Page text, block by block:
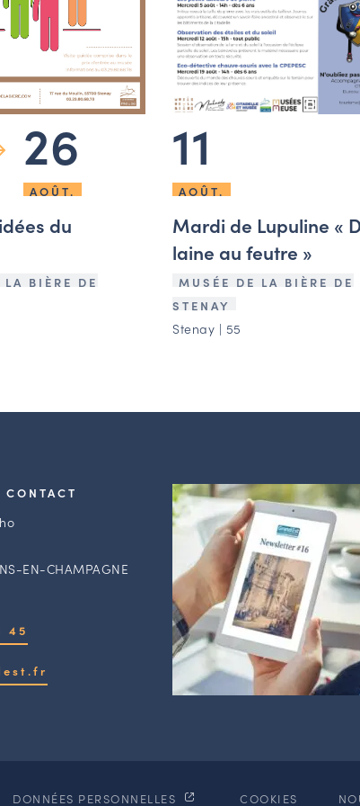
26
AOÛT.
du
BIÈRE DE
11
AOÛT.
Mardi de Lupuline «
laine au feutre »
MUSÉE DE LA BIÈRE DE
STENAY
Stenay | 55
EN-CHAMPAGNE
45
DONNÉES PERSONNELLES COOKIES